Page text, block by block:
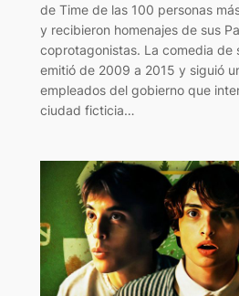
de Time de las 100 personas
y recibieron homenajes de sus
coprotagonistas. La comedia de
emitió de 2009 a 2015 y siguió
empleados del gobierno que
ciudad ficticia…